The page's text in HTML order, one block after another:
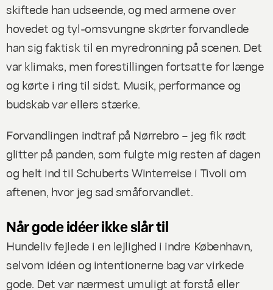
skiftede han udseende, og med armene over
hovedet og tyl-omsvungne skørter forvandlede
han sig faktisk til en myredronning på scenen. Det
var klimaks, men forestillingen fortsatte for længe
og kørte i ring til sidst. Musik, performance og
budskab var ellers stærke.
Forvandlingen indtraf på Nørrebro – jeg fik rødt
glitter på panden, som fulgte mig resten af dagen
og helt ind til SchubertsWinterreise i Tivoli om
aftenen, hvor jeg sad småforvandlet.
Når gode idéer ikke slår til
Hundelivfejlede i en lejlighed i indre København,
selvom idéen og intentionerne bag var virkede
gode. Det var nærmest umuligt at forstå eller